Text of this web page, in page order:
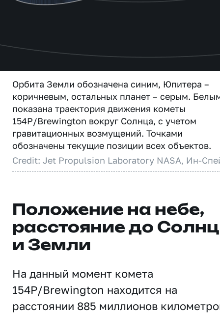
Орбита Земли обозначена синим, Юпитера –
коричневым, остальных планет – серым.
показана траектория движения кометы
154P/Brewington вокруг Солнца, с учетом
гравитационных возмущений. Точками
обозначены текущие позиции всех объектов.
Credit: Jet Propulsion Laboratory NASA, Ин-
Положение на небе,
расстояние до
и Земли
На данный момент комета
154P/Brewington находится на
расстоянии 885 миллионов